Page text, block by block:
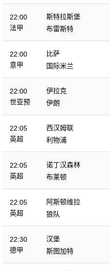
22:00
法甲
斯特拉斯堡
布雷斯特
22:00
意甲
比萨
国际米兰
22:00
世亚预
伊拉克
伊朗
22:05
英超
西汉姆联
利物浦
22:05
英超
诺丁汉森林
布莱顿
22:05
英超
阿斯顿维拉
狼队
22:30
德甲
汉堡
斯图加特